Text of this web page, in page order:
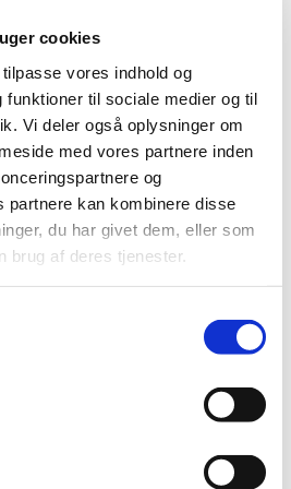
cookies
vores indhold og
funktioner til sociale medier og til
Vi deler også oplysninger om
med vores partnere inden
og
partnere kan kombinere disse
du har givet dem, eller som
brug af deres tjenester.
sit arbejde for
1995, og inden da studerede
På
Filip meget energi på
på at opbygge
organist. Han spillede
undervisning,
tiltag. Derfor er han altid på
og ny musik, som han kan
lejligheder.